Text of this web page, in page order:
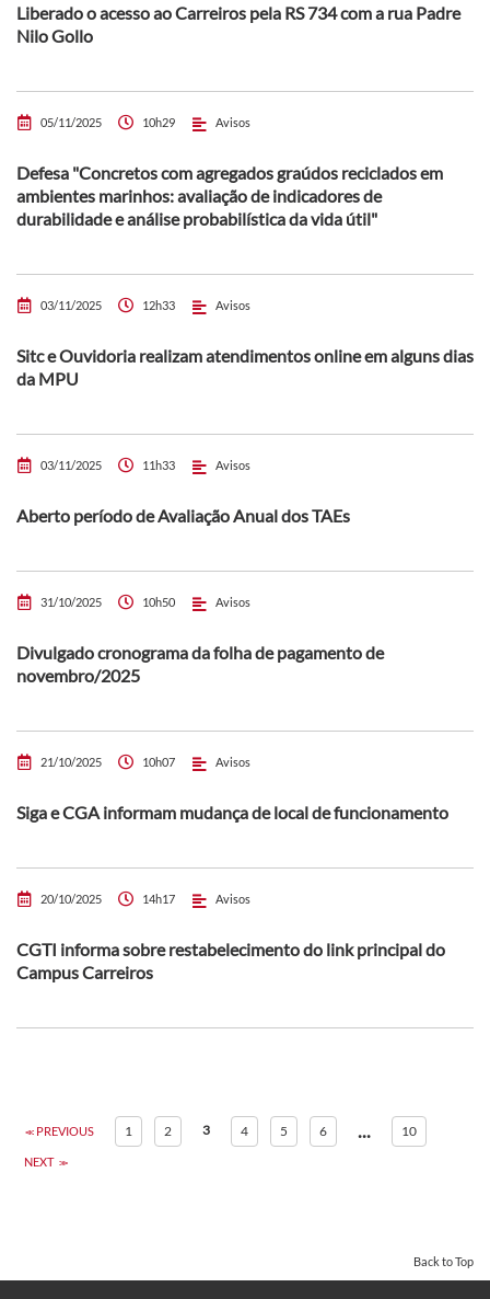
Liberado o acesso ao Carreiros pela RS 734 com a rua Padre
Nilo Gollo
05/11/2025 10h29 Avisos
Defesa "Concretos com agregados graúdos reciclados em
ambientes marinhos: avaliação de indicadores de
durabilidade e análise probabilística da vida útil"
03/11/2025 12h33 Avisos
Sitc e Ouvidoria realizam atendimentos online em alguns dias
da MPU
03/11/2025 11h33 Avisos
Aberto período de Avaliação Anual dos TAEs
31/10/2025 10h50 Avisos
Divulgado cronograma da folha de pagamento de
novembro/2025
21/10/2025 10h07 Avisos
Siga e CGA informam mudança de local de funcionamento
20/10/2025 14h17 Avisos
CGTI informa sobre restabelecimento do link principal do
Campus Carreiros
PREVIOUS 1 2 3 4 5 6 ... 10
NEXT
Back to Top